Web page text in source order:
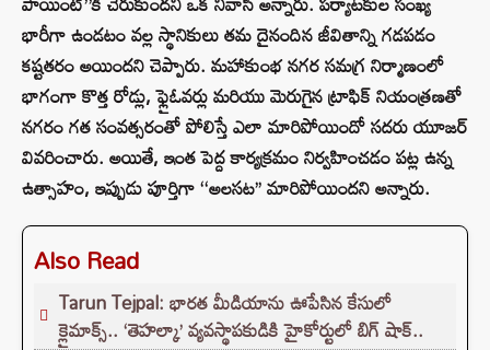
భారీగా ఉండటం వల్ల స్థానికులు తమ దైనందిన జీవితాన్ని గడపడం
కష్టతరం అయిందని చెప్పారు. మహాకుంభ నగర సమగ్ర నిర్మాణంలో
భాగంగా కొత్త రోడ్లు, ఫ్లైఓవర్లు మరియు మెరుగైన ట్రాఫిక్ నియంత్రణతో
నగరం గత సంవత్సరంతో పోలిస్తే ఎలా మారిపోయిందో సదరు యూజర్
వివరించారు. అయితే, ఇంత పెద్ద కార్యక్రమం నిర్వహించడం పట్ల ఉన్న
ఉత్సాహం, ఇప్పుడు పూర్తిగా ‘‘అలసట’’ మారిపోయిందని అన్నారు.
Also Read
Tarun Tejpal: భారత మీడియాను ఊపేసిన కేసులో
క్లైమాక్స్.. ‘తెహల్కా’ వ్యవస్థాపకుడికి హైకోర్టులో బిగ్ షాక్..